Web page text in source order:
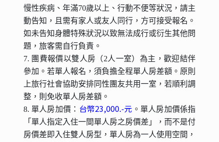
慢性疾病、年滿70歲以上、行動不便等狀況，請主
動告知，且需有家人或友人同行，方可接受報名。
如未告知身體特殊狀況以致無法成行或衍生其他問
題，旅客需自行負責。
7. 團費報價以雙人房（2人一室）為主，歡迎結伴
參加。若單人報名，須負擔全程單人房差額。原則
上旅行社會協助安排同性團友共用一室，若順利調
整，則免收單人房差額。
8. 單人房加價： 台幣23,000.-元 。單人房加價係指
「單人指定入住一間單人房之房價差」，而不是付
房價差即入住雙人房型，單人房為一人使用空間，